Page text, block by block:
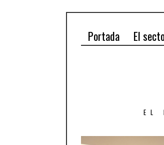
Portada El
EL